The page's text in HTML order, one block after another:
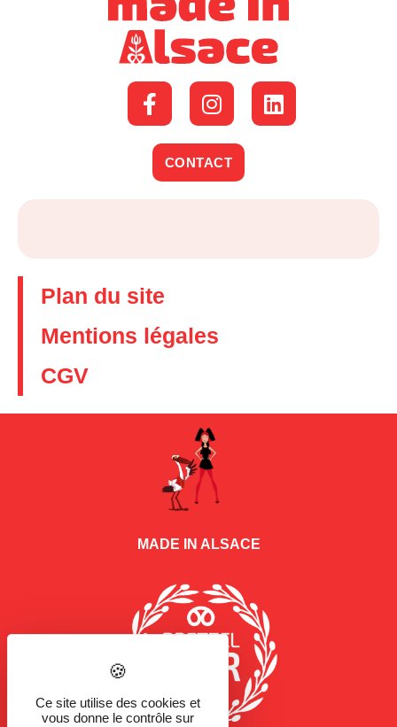
CONTACT
Plan du site
Mentions légales
CGV
MADE IN ALSACE
Ce site utilise des cookies et
vous donne le contrôle sur